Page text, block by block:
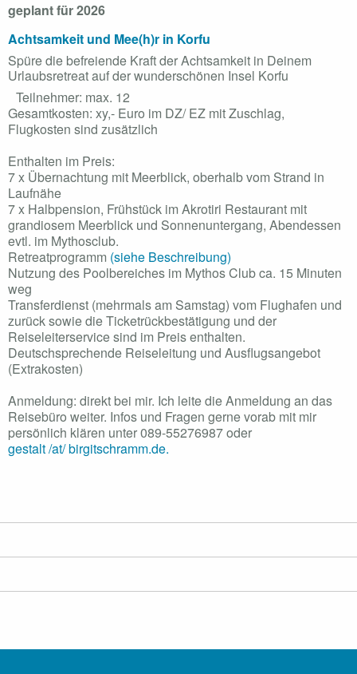
geplant für 2026
Achtsamkeit und Mee(h)r in Korfu
Spüre die befreiende Kraft der Achtsamkeit in Deinem
Urlaubsretreat auf der wunderschönen Insel Korfu
Teilnehmer: max. 12
Gesamtkosten: xy,- Euro im DZ/ EZ mit Zuschlag,
Flugkosten sind zusätzlich
Enthalten im Preis:
7 x Übernachtung mit Meerblick, oberhalb vom Strand in
Laufnähe
7 x Halbpension, Frühstück im Akrotiri Restaurant mit
grandiosem Meerblick und Sonnenuntergang, Abendessen
evtl. im Mythosclub.
Retreatprogramm (siehe Beschreibung)
Nutzung des Poolbereiches im Mythos Club ca. 15 Minuten
weg
Transferdienst (mehrmals am Samstag) vom Flughafen und
zurück sowie die Ticketrückbestätigung und der
Reiseleiterservice sind im Preis enthalten.
Deutschsprechende Reiseleitung und Ausflugsangebot
(Extrakosten)
Anmeldung: direkt bei mir. Ich leite die Anmeldung an das
Reisebüro weiter. Infos und Fragen gerne vorab mit mir
persönlich klären unter 089-55276987 oder
gestalt /at/ birgitschramm.de.